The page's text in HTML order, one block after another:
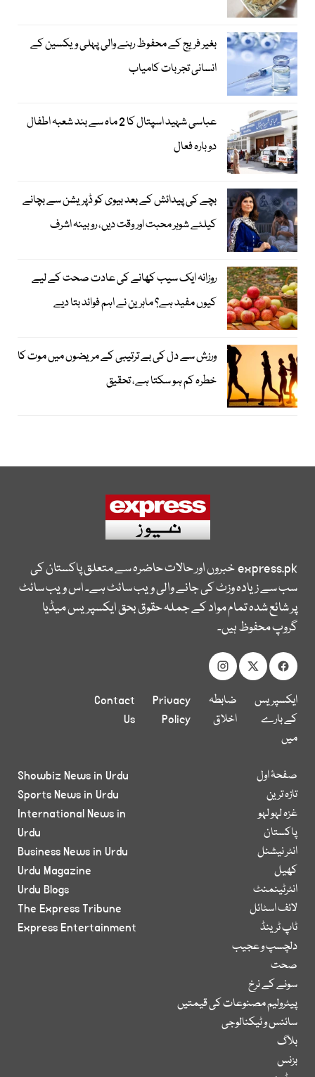
بغیر فریج کے محفوظ رہنے والی پہلی ویکسین کے
انسانی تجربات کامیاب
عباسی شہید اسپتال کا 2 ماہ سے بند شعبہ اطفال
دوبارہ فعال
بچے کی پیدائش کے بعد بیوی کو ڈپریشن سے بچانے
کیلئے شوہر محبت اور وقت دیں، روبینہ اشرف
روزانہ ایک سیب کھانے کی عادت صحت کے لیے
کیوں مفید ہے؟ ماہرین نے اہم فوائد بتا دیے
ورزش سے دل کی بے ترتیبی کے مریضوں میں موت کا
خطرہ کم ہو سکتا ہے، تحقیق
express.pkخبروں اور حالات حاضرہ سے متعلق پاکستان کی
سب سے زیادہ وزٹ کی جانے والی ویب سائٹ ہے۔ اس ویب سائٹ
پر شائع شدہ تمام مواد کے جملہ حقوق بحق ایکسپریس میڈیا
گروپ محفوظ ہیں۔
ایکسپریس
کے بارے
میں
ضابطہ
اخلاق
Privacy
Policy
Contact
Us
صفحۂ اول
تازہ ترین
غزہ لہو لہو
پاکستان
انٹر نیشنل
کھیل
انٹرٹینمنٹ
لائف اسٹائل
ٹاپ ٹرینڈ
دلچسپ و عجیب
صحت
سونے کے نرخ
پیٹرولیم مصنوعات کی قیمتیں
سائنس و ٹیکنالوجی
بلاگ
بزنس
Showbiz News in Urdu
Sports News in Urdu
International News in
Urdu
Business News in Urdu
Urdu Magazine
Urdu Blogs
The Express Tribune
Express Entertainment